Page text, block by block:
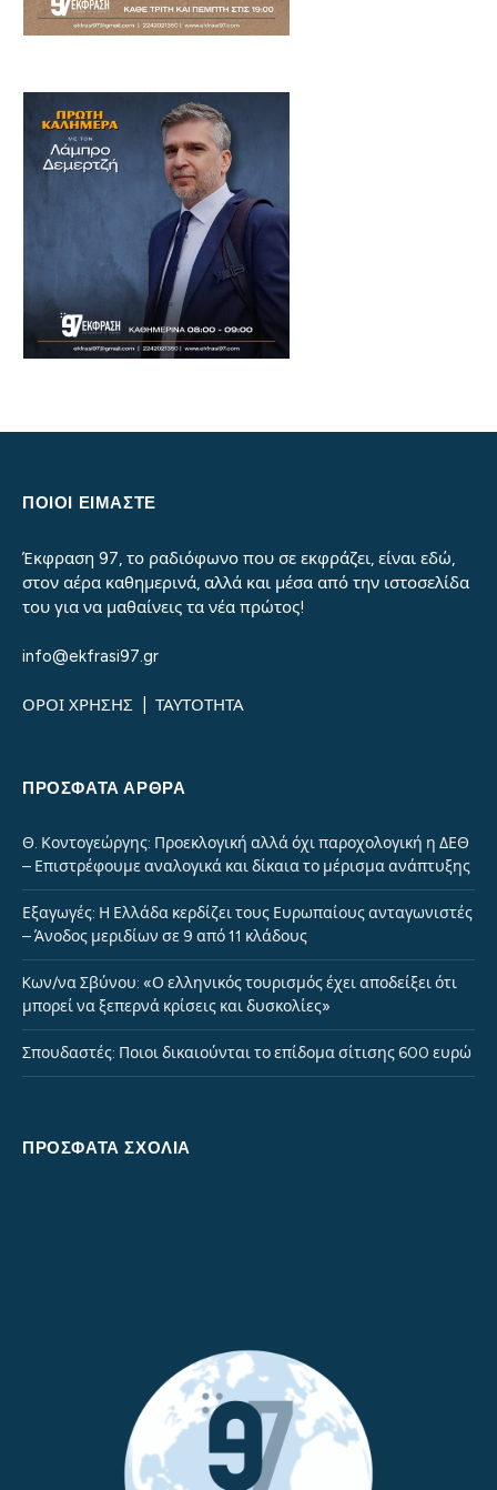
ΠΟΙΟΙ ΕΙΜΑΣΤΕ
Έκφραση 97, το ραδιόφωνο που σε εκφράζει, είναι εδώ,
στον αέρα καθημερινά, αλλά και μέσα από την ιστοσελίδα
του για να μαθαίνεις τα νέα πρώτος!
info@ekfrasi97.gr
ΟΡΟΙ ΧΡΗΣΗΣ ΤΑΥΤΟΤΗΤΑ
ΠΡΌΣΦΑΤΑ ΆΡΘΡΑ
Θ. Κοντογεώργης: Προεκλογική αλλά όχι παροχολογική η ΔΕΘ
– Επιστρέφουμε αναλογικά και δίκαια το μέρισμα ανάπτυξης
Εξαγωγές: Η Ελλάδα κερδίζει τους Ευρωπαίους ανταγωνιστές
– Άνοδος μεριδίων σε 9 από 11 κλάδους
Kων/να Σβύνου: «Ο ελληνικός τουρισμός έχει αποδείξει ότι
μπορεί να ξεπερνά κρίσεις και δυσκολίες»
Σπουδαστές: Ποιοι δικαιούνται το επίδομα σίτισης 600 ευρώ
ΠΡΌΣΦΑΤΑ ΣΧΌΛΙΑ